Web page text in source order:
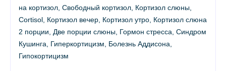
на кортизол, Свободный кортизол, Кортизол слюны,
Cortisol, Кортизол вечер, Кортизол утро, Кортизол слюна
2 порции, Две порции слюны, Гормон стресса, Синдром
Кушинга, Гиперкортицизм, Болезнь Аддисона,
Гипокортицизм